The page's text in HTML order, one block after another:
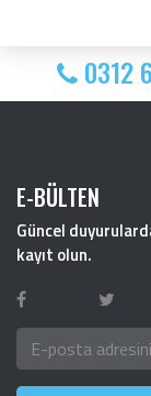
0312
E-BÜLTEN
Güncel
kayıt olun.